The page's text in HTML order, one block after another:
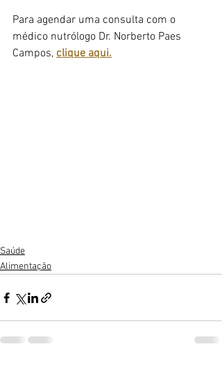
Para agendar uma consulta com o
médico nutrólogo Dr. Norberto Paes
Campos, clique aqui.
Saúde
Alimentação